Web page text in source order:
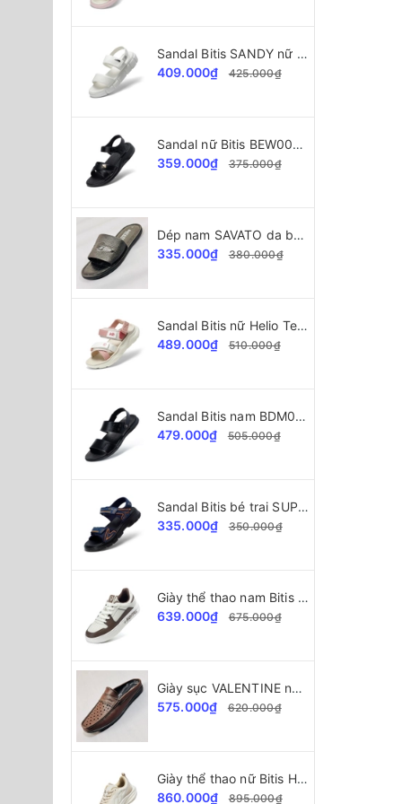
Sandal Bitis SANDY nữ BEW004600
409.000₫
425.000₫
Sandal nữ Bitis BEW004400 SANDY Collection
359.000₫
375.000₫
Dép nam SAVATO da bò SVT34 dập vân cá sấu
335.000₫
380.000₫
Sandal Bitis nữ Helio Teen BEG004403
489.000₫
510.000₫
Sandal Bitis nam BDM002177 da cao cấp
479.000₫
505.000₫
Sandal Bitis bé trai SUPERSTAR Collection BPB000500
335.000₫
350.000₫
Giày thể thao nam Bitis Helio Teen BSB007402
639.000₫
675.000₫
Giày sục VALENTINE nam VLT38445 da bò cao cấp
575.000₫
620.000₫
Giày thể thao nữ Bitis Hunter Core Flash HSW010800
860.000₫
895.000₫